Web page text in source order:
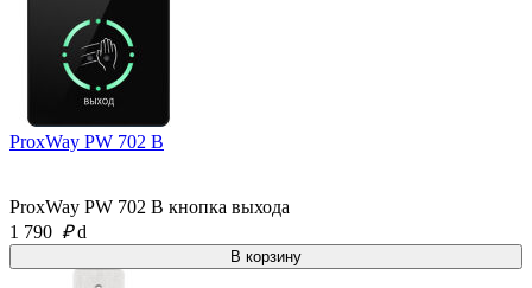
ProxWay PW 702 B
ProxWay PW 702 B кнопка выхода
1 790 ₽ d